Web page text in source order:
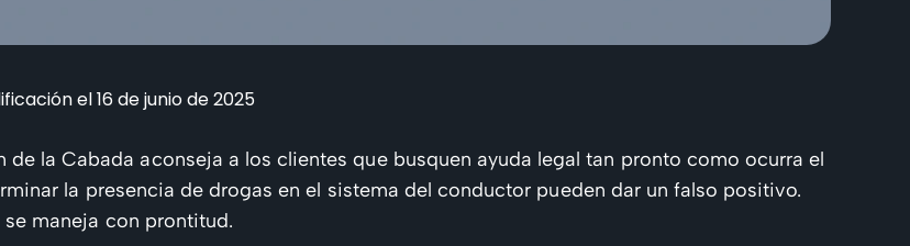
el 16 de junio de 2025
la Cabada aconseja a los clientes que busquen ayuda legal tan pronto como ocurra el
la presencia de drogas en el sistema del conductor pueden dar un falso positivo.
maneja con prontitud.